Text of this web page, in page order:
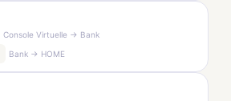
Console Virtuelle → Bank
Bank → HOME